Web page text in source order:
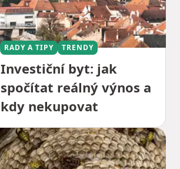
RADY A TIPY TRENDY
Investiční byt: jak
spočítat reálný výnos a
kdy nekupovat